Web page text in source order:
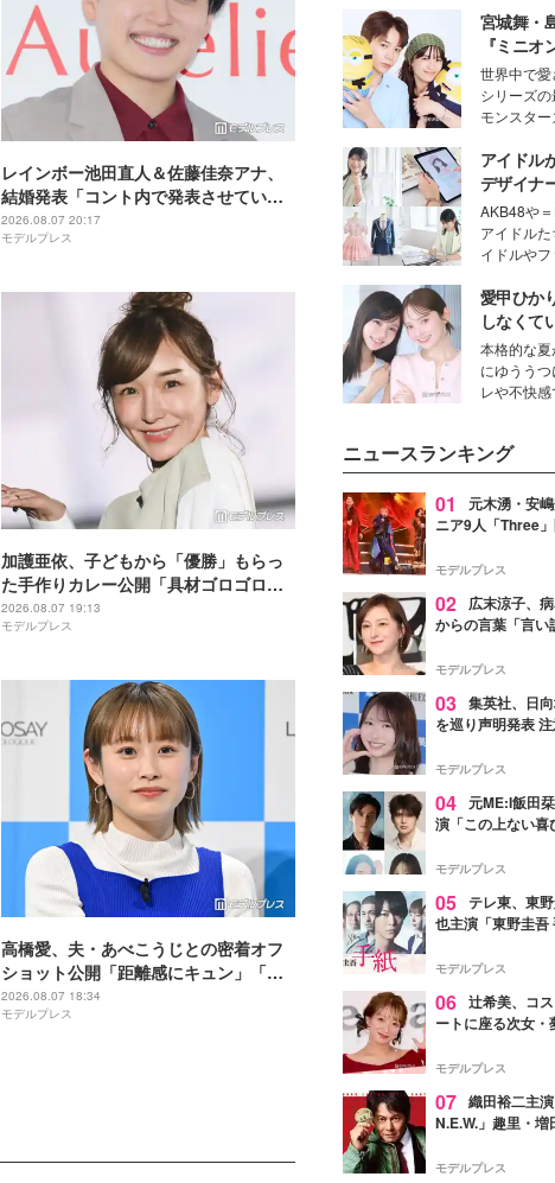
レインボー池田直人＆佐藤佳奈アナ、
結婚発表「コント内で発表させていた
だきました」
2026.08.07 20:17
モデルプレス
加護亜依、子どもから「優勝」もらっ
た手作りカレー公開「具材ゴロゴロで
美味しそう」「母の愛が隠し味」と反
響
2026.08.07 19:13
モデルプレス
高橋愛、夫・あべこうじとの密着オフ
ショット公開「距離感にキュン」「素
敵な夫婦」
2026.08.07 18:34
モデルプレス
ます。
な美容の常
性を秘め
Capturing
プチャリン
技術を、
宮城舞・
『ミニ
ズ』の魅
だけじゃ
動
世界中で愛
シリーズ
モンスタ
ニオン好き
デルの宮城
談をお届
ら、今作な
の感動を
ーについ
た。
アイドル
デザイナ
愛い”を
クロスシ
AKB48や
アイドル
イドルや
取締役兼ク
ター・茅野
個性に寄
衣装作り
気と自信を
愛甲ひか
しなくて
対策”の新
本格的な
にゆうう
レや不快
好さんを迎
ク。猛暑
すヒント
生理の新
ニュースランキング
01
元木湧・安
ニア9人「Three
進んで夢を掴みた
モデルプレス
02
広末涼子、
からの言葉「言い
モデルプレス
03 集英社、日
を巡り声明発表
モデルプレス
04 元ME:I飯田
演「この上ない喜
ャスト発表
モデルプレス
05 テレ東、東
也主演「東野圭吾
モデルプレス
06 辻希美、コ
ートに座る次女
ぎ」「成長を感じ
モデルプレス
07 織田裕二主
N.E.W.」趣里・
徴する“謎のキーワ
モデルプレス